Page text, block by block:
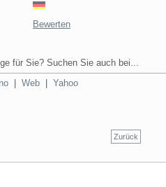
Bewerten
für Sie? Suchen Sie auch bei...
Web Yahoo
Zurück